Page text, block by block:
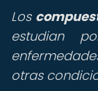
Los
estudian
otras